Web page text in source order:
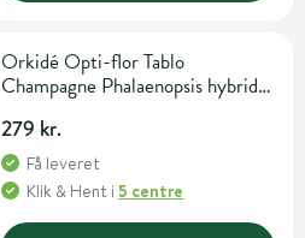
Orkidé Opti-flor Tablo
Champagne Phalaenopsis hybrid 2
279 kr.
Få leveret
Klik & Hent i5 centre